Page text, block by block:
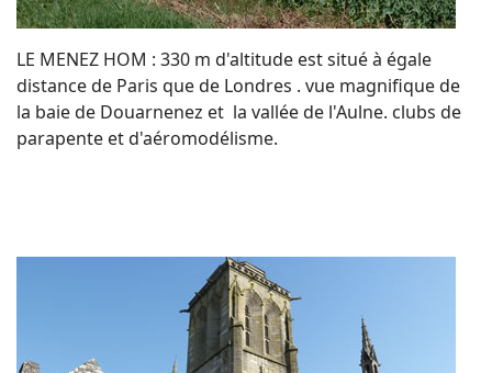
LE MENEZ HOM : 330 m d'altitude est situé à égale
distance de Paris que de Londres . vue magnifique de
la baie de Douarnenez et la vallée de l'Aulne. clubs de
parapente et d'aéromodélisme.